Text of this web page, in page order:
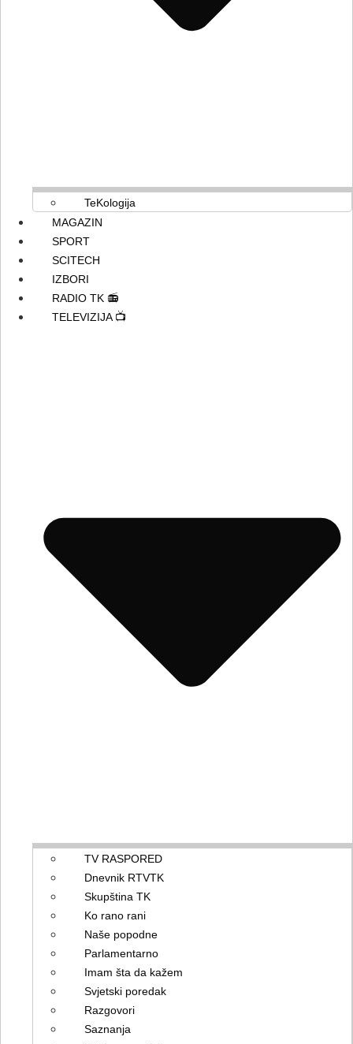
TeKologija
MAGAZIN
SPORT
SCITECH
IZBORI
RADIO TK 📻
TELEVIZIJA 📺
TV RASPORED
Dnevnik RTVTK
Skupština TK
Ko rano rani
Naše popodne
Parlamentarno
Imam šta da kažem
Svjetski poredak
Razgovori
Saznanja